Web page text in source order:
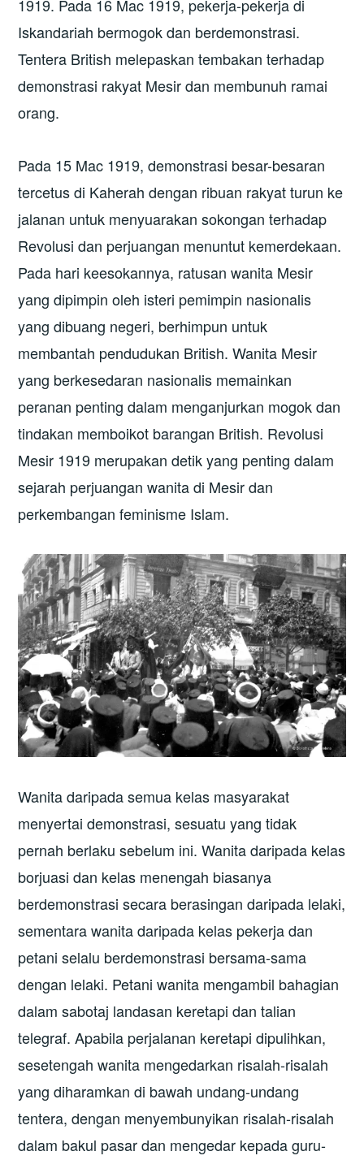
1919. Pada 16 Mac 1919, pekerja-pekerja di
Iskandariah bermogok dan berdemonstrasi.
Tentera British melepaskan tembakan terhadap
demonstrasi rakyat Mesir dan membunuh ramai
orang.
Pada 15 Mac 1919, demonstrasi besar-besaran
tercetus di Kaherah dengan ribuan rakyat turun ke
jalanan untuk menyuarakan sokongan terhadap
Revolusi dan perjuangan menuntut kemerdekaan.
Pada hari keesokannya, ratusan wanita Mesir
yang dipimpin oleh isteri pemimpin nasionalis
yang dibuang negeri, berhimpun untuk
membantah pendudukan British. Wanita Mesir
yang berkesedaran nasionalis memainkan
peranan penting dalam menganjurkan mogok dan
tindakan memboikot barangan British. Revolusi
Mesir 1919 merupakan detik yang penting dalam
sejarah perjuangan wanita di Mesir dan
perkembangan feminisme Islam.
Wanita daripada semua kelas masyarakat
menyertai demonstrasi, sesuatu yang tidak
pernah berlaku sebelum ini. Wanita daripada kelas
borjuasi dan kelas menengah biasanya
berdemonstrasi secara berasingan daripada lelaki,
sementara wanita daripada kelas pekerja dan
petani selalu berdemonstrasi bersama-sama
dengan lelaki. Petani wanita mengambil bahagian
dalam sabotaj landasan keretapi dan talian
telegraf. Apabila perjalanan keretapi dipulihkan,
sesetengah wanita mengedarkan risalah-risalah
yang diharamkan di bawah undang-undang
tentera, dengan menyembunyikan risalah-risalah
dalam bakul pasar dan mengedar kepada guru-